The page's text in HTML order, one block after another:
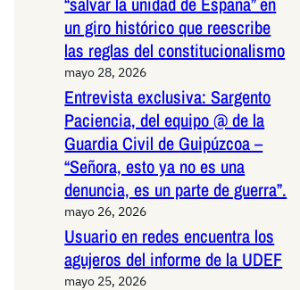
un giro histórico que reescribe
las reglas del constitucionalismo
mayo 28, 2026
Entrevista exclusiva: Sargento
Paciencia, del equipo @ de la
Guardia Civil de Guipúzcoa –
“Señora, esto ya no es una
denuncia, es un parte de guerra”.
mayo 26, 2026
Usuario en redes encuentra los
agujeros del informe de la UDEF
mayo 25, 2026